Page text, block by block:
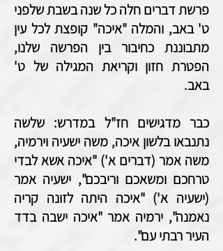
פרשת דברים חלה כל שנה בשבת שלפני
ט' באב, והמלה "איכה" קופצת לכל עין
מתבוננת כחיבור בין הפרשה שלנו,
הפטרת חזון וקריאת המגילה של ט'
באב.
כבר מדגישים חז"ל במדרש: שלשה
נתנבאו בלשון איכה, משה ישעיה וירמיה,
משה אמר (דברים א') "איכה אשא לבדי
טרחכם ומשאכם וריבכם", ישעיה אמר
(ישעיה א') "איכה היתה לזונה קריה
נאמנה", ירמיה אמר "איכה ישבה בדד
העיר רבתי עם".